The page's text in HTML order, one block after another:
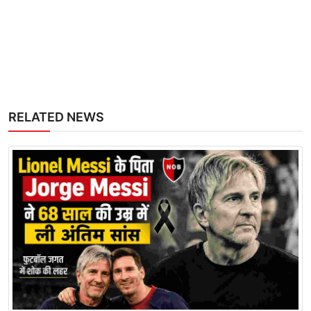
RELATED NEWS